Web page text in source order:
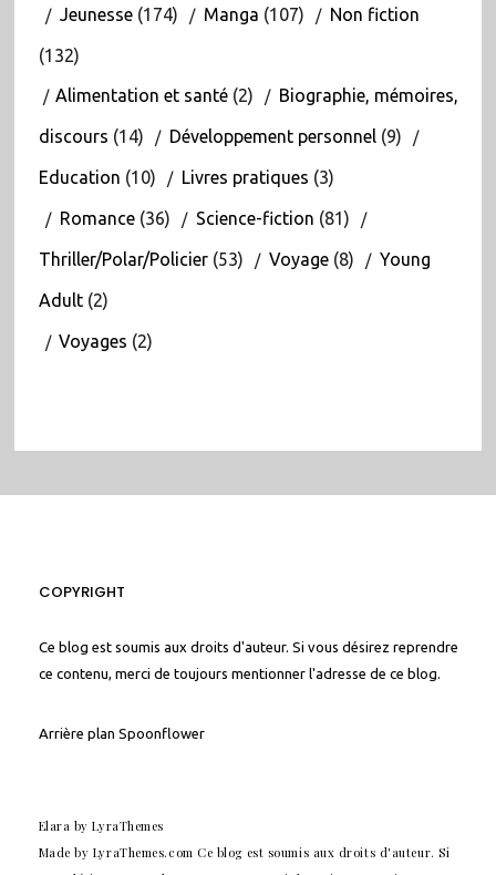
Jeunesse(174) Manga (107) Non fiction
(132)
Alimentation et santé(2) Biographie, mémoires,
discours (14) Développement personnel(9)
Education (10) Livres pratiques (3)
Romance(36) Science-fiction (81)
Thriller/Polar/Policier(53) Voyage(8) Young
Adult(2)
Voyages (2)
COPYRIGHT
Ce blog est soumis aux droits d'auteur. Si vous désirez reprendre
ce contenu, merci de toujours mentionner l'adresse de ce blog.
Arrière plan Spoonflower
Elara by LyraThemes
Made by LyraThemes.com Ce blog est soumis aux droits d'auteur. Si